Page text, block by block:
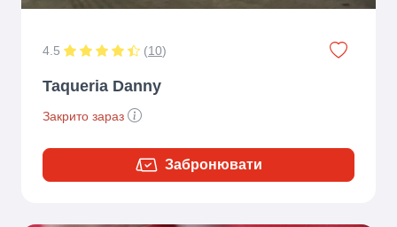
4.5 (10)
Taqueria Danny
Закрито зараз
Забронювати